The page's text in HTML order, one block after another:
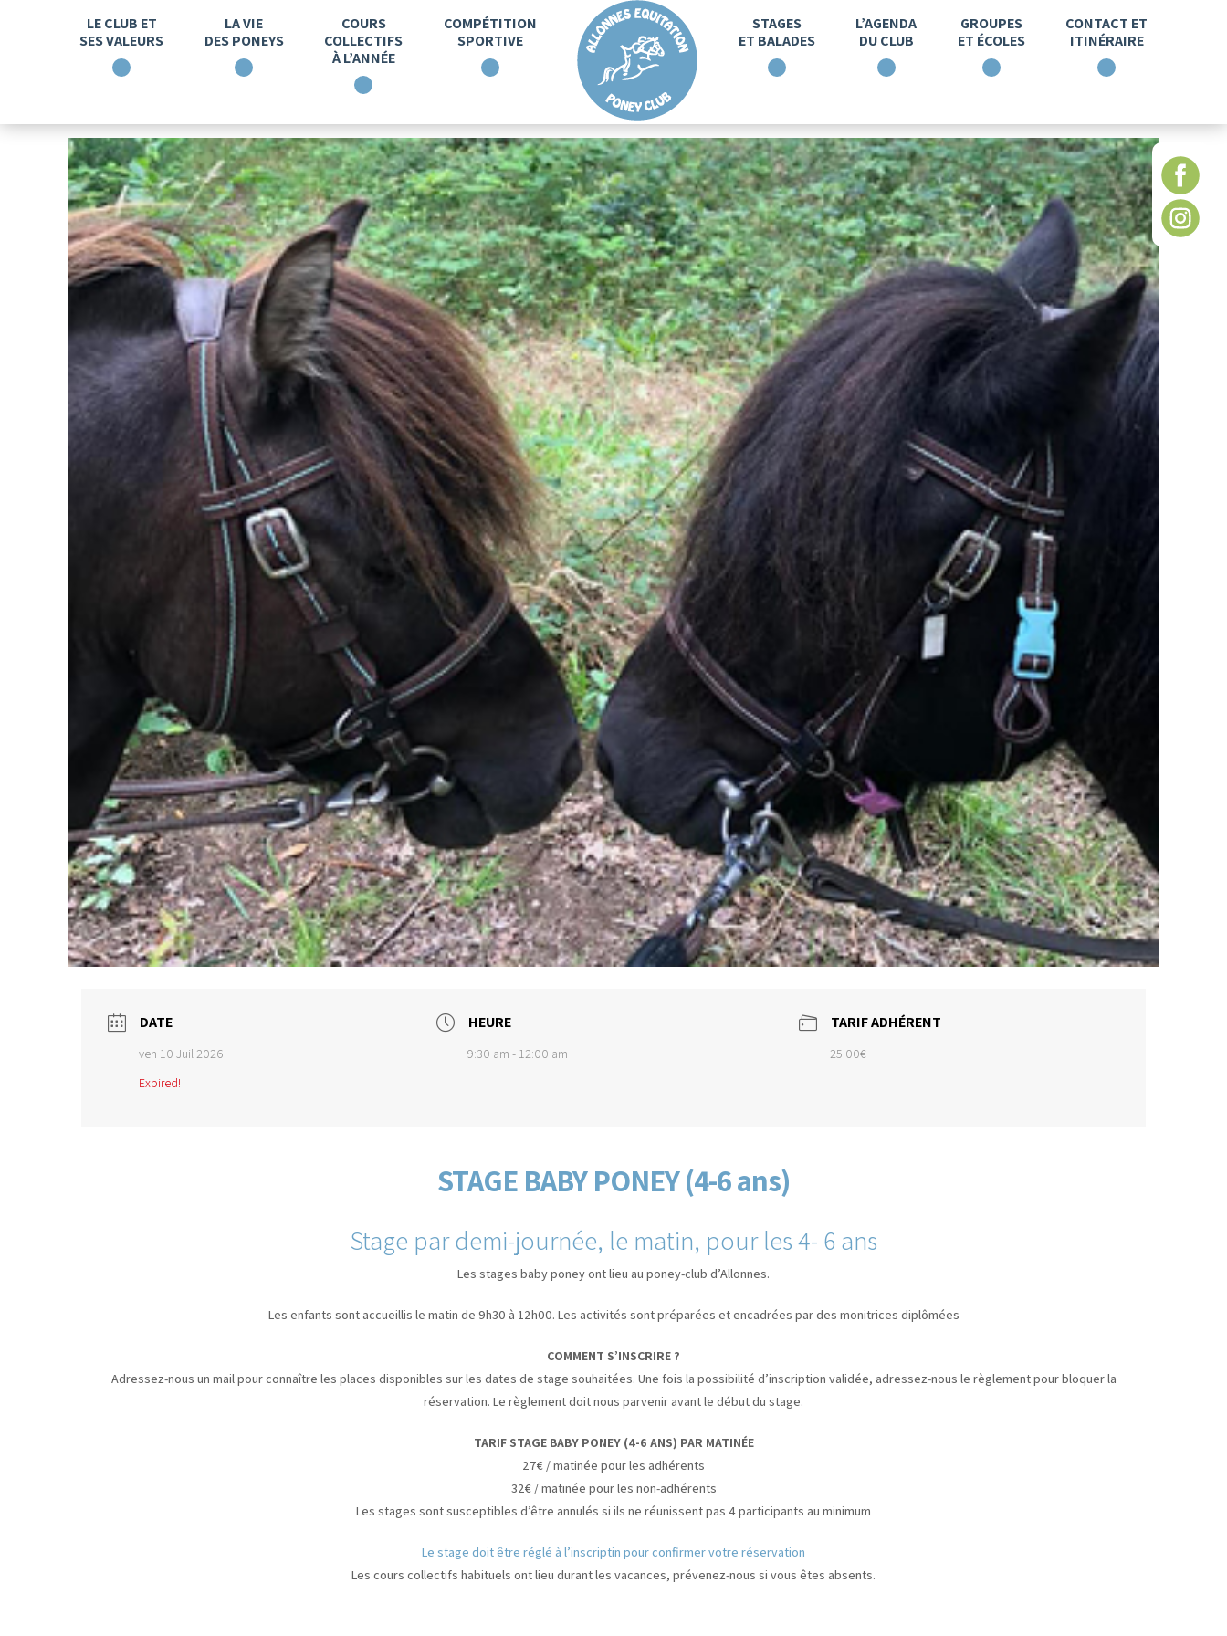
LE CLUB ET
SES VALEURS
LA VIE
DES PONEYS
COURS
COLLECTIFS
À L’ANNÉE
COMPÉTITION
SPORTIVE
STAGES
ET BALADES
L’AGENDA
DU CLUB
GROUPES
ET ÉCOLES
CONTACT ET
ITINÉRAIRE
DATE
ven 10 Juil 2026
Expired!
HEURE
9:30 am - 12:00 am
TARIF ADHÉRENT
25.00€
STAGE BABY PONEY (4-6 ans)
Stage par demi-journée, le matin, pour les 4- 6 ans
Les stages baby poney ont lieu au poney-club d’Allonnes.
Les enfants sont accueillis le matin de 9h30 à 12h00. Les activités sont préparées et encadrées par des monitrices diplômées
COMMENT S’INSCRIRE ?
Adressez-nous un mail pour connaître les places disponibles sur les dates de stage souhaitées. Une fois la possibilité d’inscription validée, adressez-nous le règlement pour bloquer la
réservation. Le règlement doit nous parvenir avant le début du stage.
TARIF STAGE BABY PONEY (4-6 ANS) PAR MATINÉE
27€ / matinée pour les adhérents
32€ / matinée pour les non-adhérents
Les stages sont susceptibles d’être annulés si ils ne réunissent pas 4 participants au minimum
Le stage doit être réglé à l’inscriptin pour confirmer votre réservation
Les cours collectifs habituels ont lieu durant les vacances, prévenez-nous si vous êtes absents.